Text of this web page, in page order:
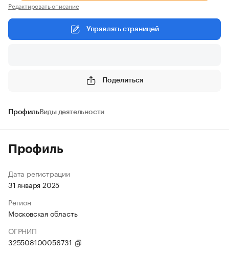
Редактировать описание
Управлять страницей
Поделиться
ПрофильВиды деятельности
Профиль
Дата регистрации
31 января 2025
Регион
Московская область
ОГРНИП
325508100056731